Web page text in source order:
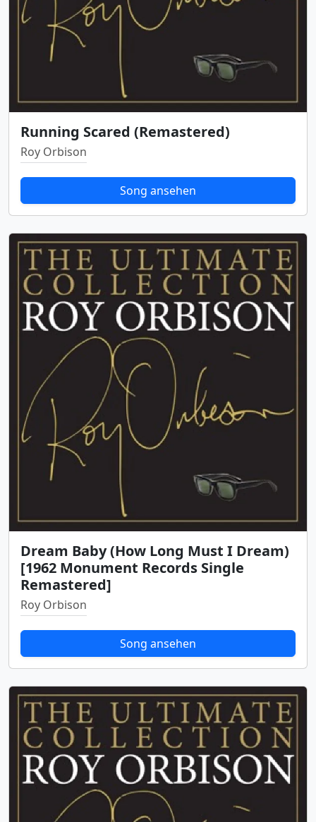
Running Scared (Remastered)
Roy Orbison
Song ansehen
Dream Baby (How Long Must I Dream)
[1962 Monument Records Single
Remastered]
Roy Orbison
Song ansehen